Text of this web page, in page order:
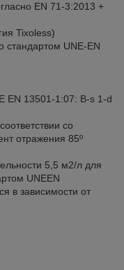
EN 71-3:2013 +
Tixoless)
стандартом UNE-EN
EN 13501-1:07: B-s 1-d
со
отражения 85º
5,5 м2/л для
UNEEN
в зависимости от